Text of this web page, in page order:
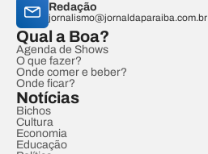
Redação
jornalismo@jornaldaparaiba.com.br
Qual a Boa?
Agenda de Shows
O que fazer?
Onde comer e beber?
Onde ficar?
Notícias
Bichos
Cultura
Economia
Educação